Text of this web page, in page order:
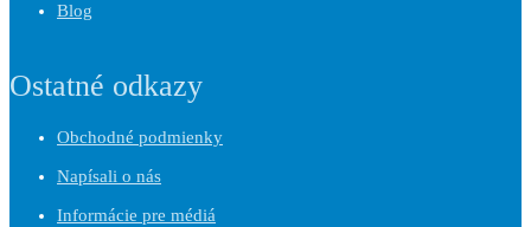
Blog
Ostatné odkazy
Obchodné podmienky
Napísali o nás
Informácie pre médiá